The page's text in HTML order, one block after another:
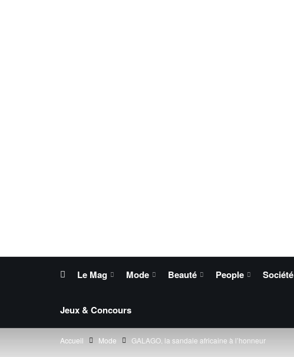
Le Mag Mode Beauté People Société
Jeux & Concours
Accueil Mode GALAGO, la sandale africaine à l’honneur